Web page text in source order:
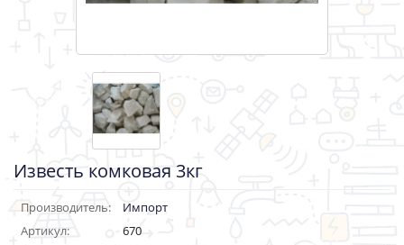
Известь комковая 3кг
Производитель:
Импорт
Артикул:
670